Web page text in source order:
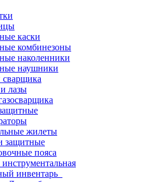
каски
комбинезоны
наколенники
наушники
лазы
жилеты
защитные
пояса
инвентарь